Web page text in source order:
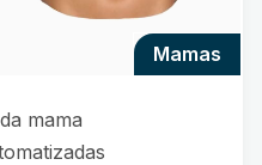
mamas
mama